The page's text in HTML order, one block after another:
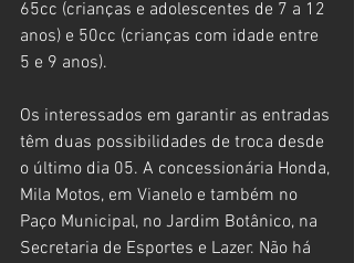
65cc (crianças e adolescentes de 7 a 12
anos) e 50cc (crianças com idade entre
5 e 9 anos).
Os interessados em garantir as entradas
têm duas possibilidades de troca desde
o último dia 05. A concessionária Honda,
Mila Motos, em Vianelo e também no
Paço Municipal, no Jardim Botânico, na
Secretaria de Esportes e Lazer. Não há